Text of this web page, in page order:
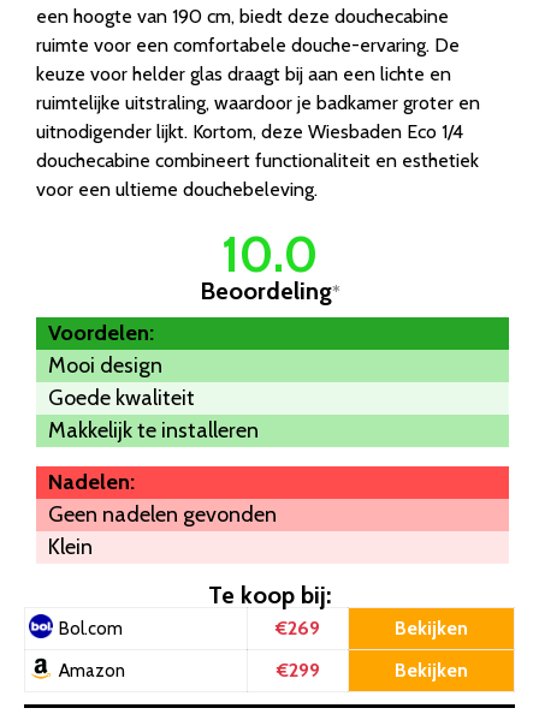
een hoogte van 190 cm, biedt deze douchecabine
ruimte voor een comfortabele douche-ervaring. De
keuze voor helder glas draagt bij aan een lichte en
ruimtelijke uitstraling, waardoor je badkamer groter en
uitnodigender lijkt. Kortom, deze Wiesbaden Eco 1/4
douchecabine combineert functionaliteit en esthetiek
voor een ultieme douchebeleving.
10.0
Beoordeling*
Voordelen:
Mooi design
Goede kwaliteit
Makkelijk te installeren
Nadelen:
Geen nadelen gevonden
Klein
Te koop bij:
Bol.com €269 Bekijken
Amazon €299 Bekijken